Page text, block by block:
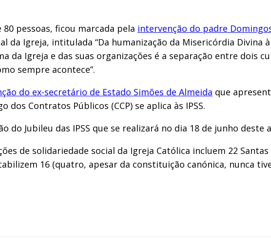
pessoas, ficou marcada pela intervenção do padre
da Igreja, intitulada “Da humanização da Misericórdia Divina
Igreja e das suas organizações é a separação entre dois
sempre acontece”.
do ex-secretário de Estado Simões de Almeida que
dos Contratos Públicos (CCP) se aplica às IPSS.
do Jubileu das IPSS que se realizará no dia 18 de junho deste
de solidariedade social da Igreja Católica incluem 22
16 (quatro, apesar da constituição canónica, nunca